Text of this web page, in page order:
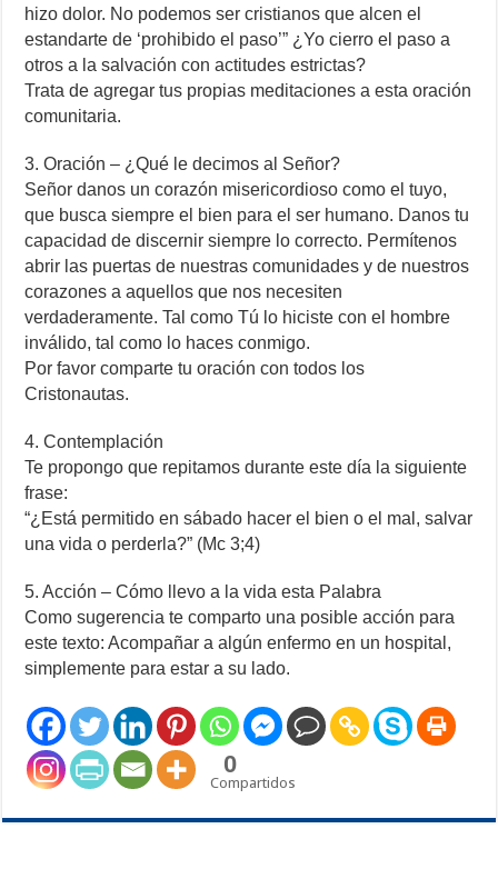
hizo dolor. No podemos ser cristianos que alcen el
estandarte de ‘prohibido el paso’” ¿Yo cierro el paso a
otros a la salvación con actitudes estrictas?
Trata de agregar tus propias meditaciones a esta oración
comunitaria.
3. Oración – ¿Qué le decimos al Señor?
Señor danos un corazón misericordioso como el tuyo,
que busca siempre el bien para el ser humano. Danos tu
capacidad de discernir siempre lo correcto. Permítenos
abrir las puertas de nuestras comunidades y de nuestros
corazones a aquellos que nos necesiten
verdaderamente. Tal como Tú lo hiciste con el hombre
inválido, tal como lo haces conmigo.
Por favor comparte tu oración con todos los
Cristonautas.
4. Contemplación
Te propongo que repitamos durante este día la siguiente
frase:
“¿Está permitido en sábado hacer el bien o el mal, salvar
una vida o perderla?” (Mc 3;4)
5. Acción – Cómo llevo a la vida esta Palabra
Como sugerencia te comparto una posible acción para
este texto: Acompañar a algún enfermo en un hospital,
simplemente para estar a su lado.
0
Compartidos